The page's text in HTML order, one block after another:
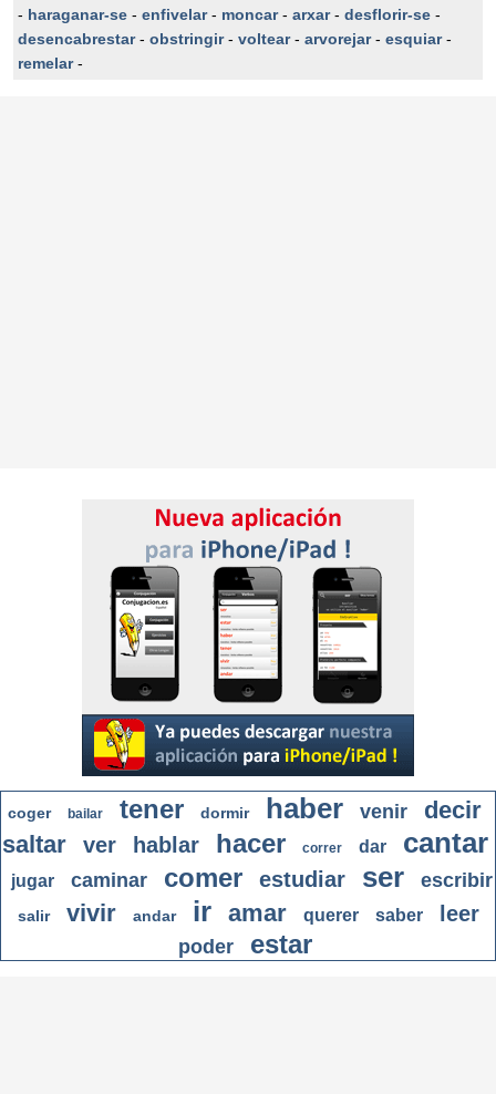
- haraganar-se - enfivelar- moncar- arxar- desflorir-se -
desencabrestar- obstringir- voltear- arvorejar- esquiar-
remelar-
coger bailar tener dormir haber venir
decir
saltar
ver hablar hacer correr dar cantar
jugar caminar comer estudiar ser escribir
salir vivir andar ir amar querer saber leer
poder estar